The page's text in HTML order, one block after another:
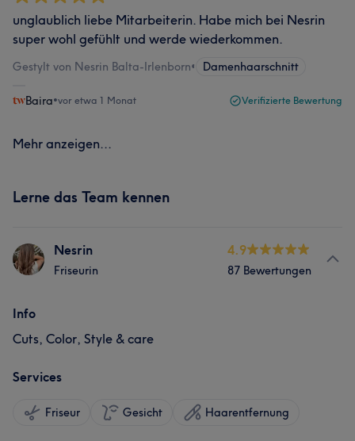
unglaublich liebe Mitarbeiterin. Habe mich bei Nesrin
super wohl gefühlt und werde wiederkommen.
Gestylt von Nesrin Balta-Irlenborn• Damenhaarschnitt
Baira•vor etwa 1 Monat Verifizierte Bewertung
Mehr anzeigen...
Lerne das Team kennen
Nesrin
Friseurin
4.9
87 Bewertungen
Info
Cuts, Color, Style & care
Services
Friseur Gesicht Haarentfernung